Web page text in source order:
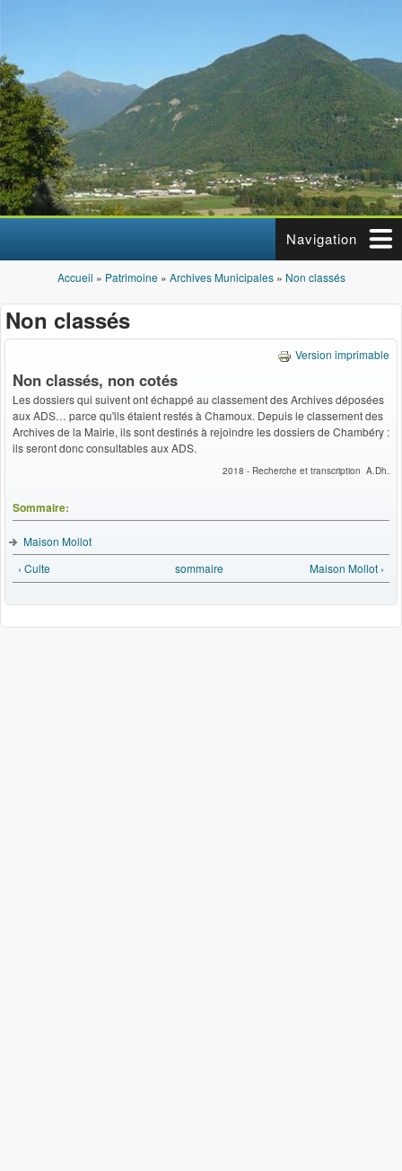
Navigation
Vous êtes ici
Accueil » Patrimoine » Archives Municipales » Non classés
Non classés
Version imprimable
Non classés, non cotés
Les dossiers qui suivent ont échappé au classement des Archives déposées
aux ADS… parce qu'ils étaient restés à Chamoux. Depuis le classement des
Archives de la Mairie, ils sont destinés à rejoindre les dossiers de Chambéry :
ils seront donc consultables aux ADS.
2018 - Recherche et transcription A.Dh.
Sommaire:
Maison Mollot
‹ Culte
sommaire Maison Mollot ›